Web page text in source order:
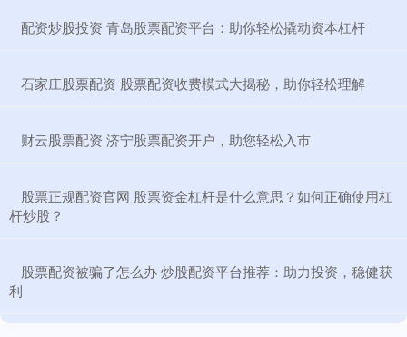
​配资炒股投资 青岛股票配资平台：助你轻松撬动资本杠杆
​石家庄股票配资 股票配资收费模式大揭秘，助你轻松理解
​财云股票配资 济宁股票配资开户，助您轻松入市
​股票正规配资官网 股票资金杠杆是什么意思？如何正确使用杠
杆炒股？
​股票配资被骗了怎么办 炒股配资平台推荐：助力投资，稳健获
利